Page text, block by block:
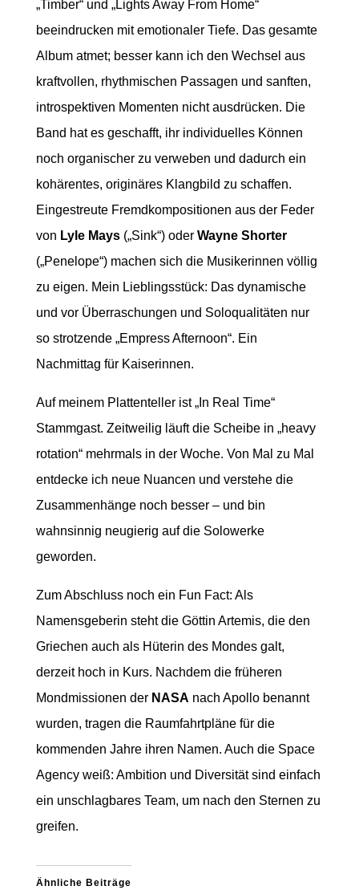
„Timber“ und „Lights Away From Home“
beeindrucken mit emotionaler Tiefe. Das gesamte
Album atmet; besser kann ich den Wechsel aus
kraftvollen, rhythmischen Passagen und sanften,
introspektiven Momenten nicht ausdrücken. Die
Band hat es geschafft, ihr individuelles Können
noch organischer zu verweben und dadurch ein
kohärentes, originäres Klangbild zu schaffen.
Eingestreute Fremdkompositionen aus der Feder
von Lyle Mays(„Sink“) oder Wayne Shorter
(„Penelope“) machen sich die Musikerinnen völlig
zu eigen. Mein Lieblingsstück: Das dynamische
und vor Überraschungen und Soloqualitäten nur
so strotzende „Empress Afternoon“. Ein
Nachmittag für Kaiserinnen.
Auf meinem Plattenteller ist „In Real Time“
Stammgast. Zeitweilig läuft die Scheibe in „heavy
rotation“ mehrmals in der Woche. Von Mal zu Mal
entdecke ich neue Nuancen und verstehe die
Zusammenhänge noch besser – und bin
wahnsinnig neugierig auf die Solowerke
geworden.
Zum Abschluss noch ein Fun Fact: Als
Namensgeberin steht die Göttin Artemis, die den
Griechen auch als Hüterin des Mondes galt,
derzeit hoch in Kurs. Nachdem die früheren
Mondmissionen der NASA nach Apollo benannt
wurden, tragen die Raumfahrtpläne für die
kommenden Jahre ihren Namen. Auch die Space
Agency weiß: Ambition und Diversität sind einfach
ein unschlagbares Team, um nach den Sternen zu
greifen.
Ähnliche Beiträge